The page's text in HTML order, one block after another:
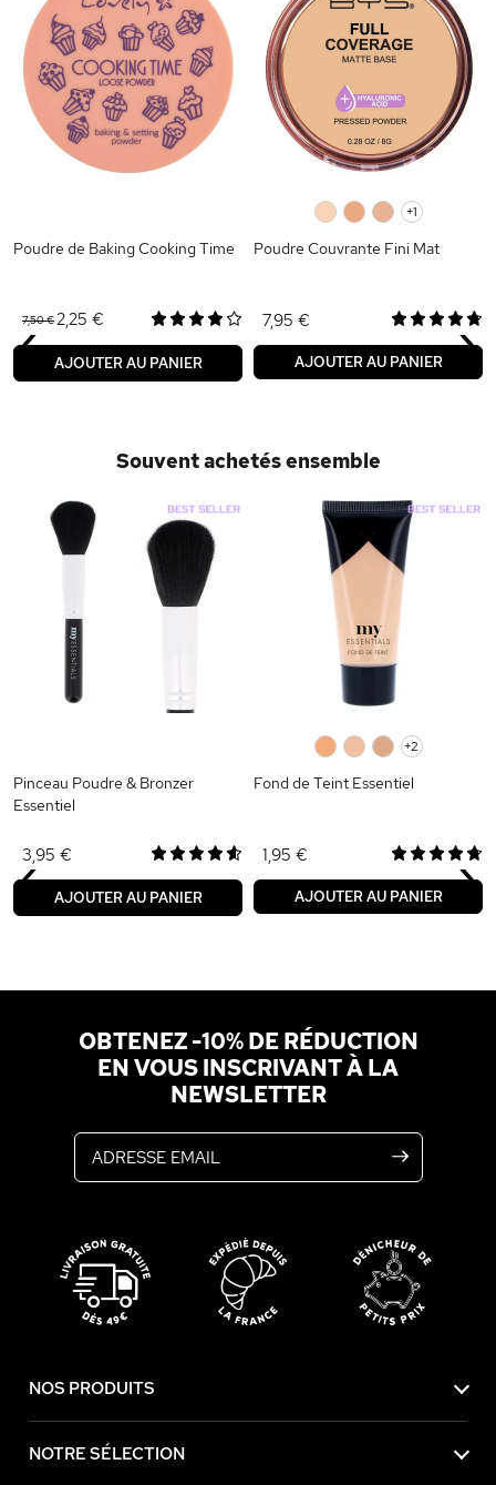
Poudre de Baking Cooking Time
7,50 €2,25 €
AJOUTER AU PANIER
+1
Poudre Couvrante Fini Mat
7,95 €
AJOUTER AU PANIER
‹ ›
Souvent achetés ensemble
Pinceau Poudre & Bronzer
Essentiel
3,95 €
AJOUTER AU PANIER
+2
Fond de Teint Essentiel
1,95 €
AJOUTER AU PANIER
‹ ›
OBTENEZ -10% DE RÉDUCTION
EN VOUS INSCRIVANT À LA
NEWSLETTER
NOS PRODUITS
NOTRE SÉLECTION